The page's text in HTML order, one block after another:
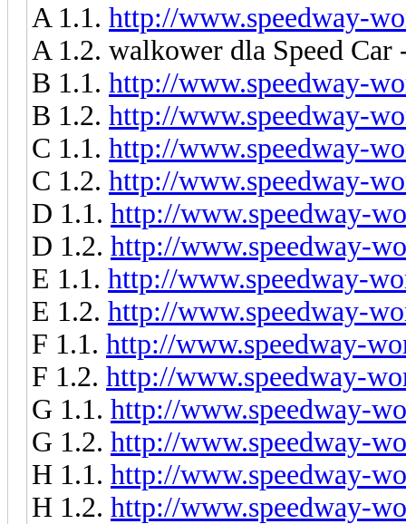
A 1.1. http://www.speedway-
A 1.2. walkower dla Speed
B 1.1. http://www.speedway-
B 1.2. http://www.speedway-
C 1.1. http://www.speedway-
C 1.2. http://www.speedway-
D 1.1. http://www.speedway-
D 1.2. http://www.speedway-
E 1.1. http://www.speedway-
E 1.2. http://www.speedway-
F 1.1. http://www.speedway-
F 1.2. http://www.speedway-
G 1.1. http://www.speedway-
G 1.2. http://www.speedway-
H 1.1. http://www.speedway-
H 1.2. http://www.speedway-